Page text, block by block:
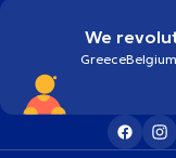
We
GreeceBelgium